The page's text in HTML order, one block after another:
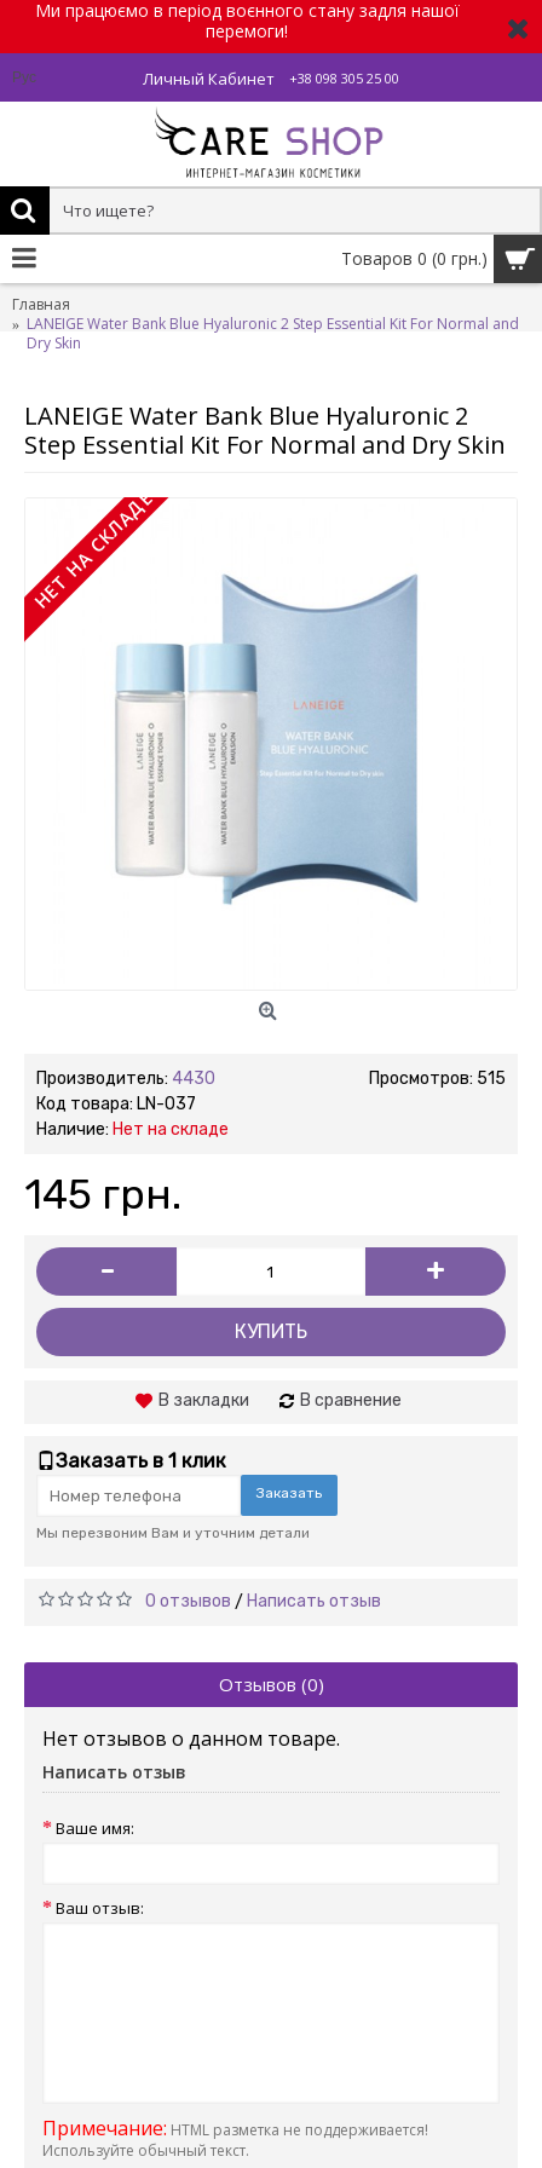
Ми працюємо в період воєнного стану задля нашої
перемоги!
Рус Личный Кабинет +38 098 305 25 00
Товаров 0 (0 грн.)
Главная
LANEIGE Water Bank Blue Hyaluronic 2 Step Essential Kit For Normal and
Dry Skin
LANEIGE Water Bank Blue Hyaluronic 2
Step Essential Kit For Normal and Dry Skin
НЕТ НА СКЛАДЕ
Просмотров: 515
Производитель: 4430
Код товара: LN-037
Наличие: Нет на складе
145 грн.
- +
КУПИТЬ
В закладки В сравнение
Заказать в 1 клик
Заказать
Мы перезвоним Вам и уточним детали
0 отзывов / Написать отзыв
Отзывов (0)
Нет отзывов о данном товаре.
Написать отзыв
Ваше имя:
Ваш отзыв:
Примечание: HTML разметка не поддерживается!
Используйте обычный текст.